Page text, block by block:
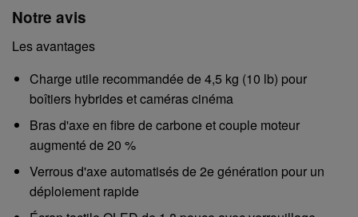
Notre avis
Les avantages
Charge utile recommandée de 4,5 kg (10 lb) pour
boîtiers hybrides et caméras cinéma
Bras d'axe en fibre de carbone et couple moteur
augmenté de 20 %
Verrous d'axe automatisés de 2e génération pour un
déploiement rapide